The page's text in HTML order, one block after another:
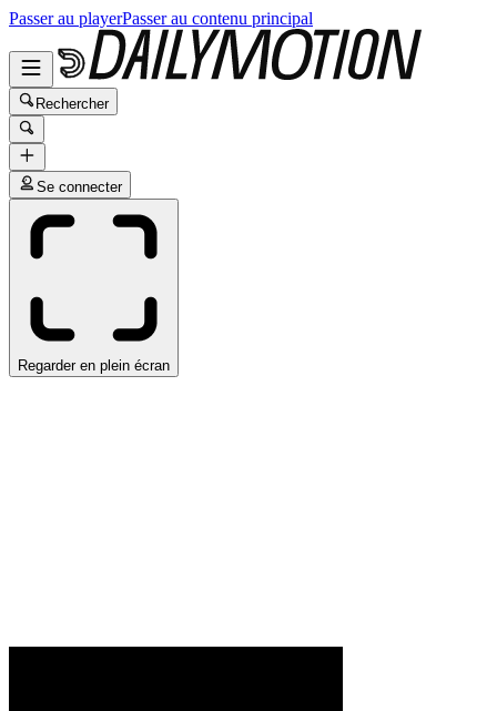
Passer au playerPasser au contenu principal
Rechercher
Se connecter
Regarder en plein écran